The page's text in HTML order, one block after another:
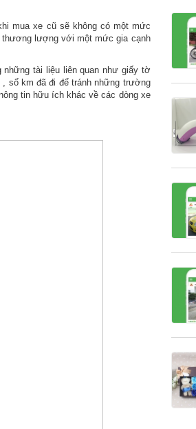
mua xe cũ sẽ không có một mức
thương lượng với một mức gia cạnh
tài liệu liên quan như giấy tờ
số km đã đi để tránh những trường
tin hữu ích khác về các dòng xe